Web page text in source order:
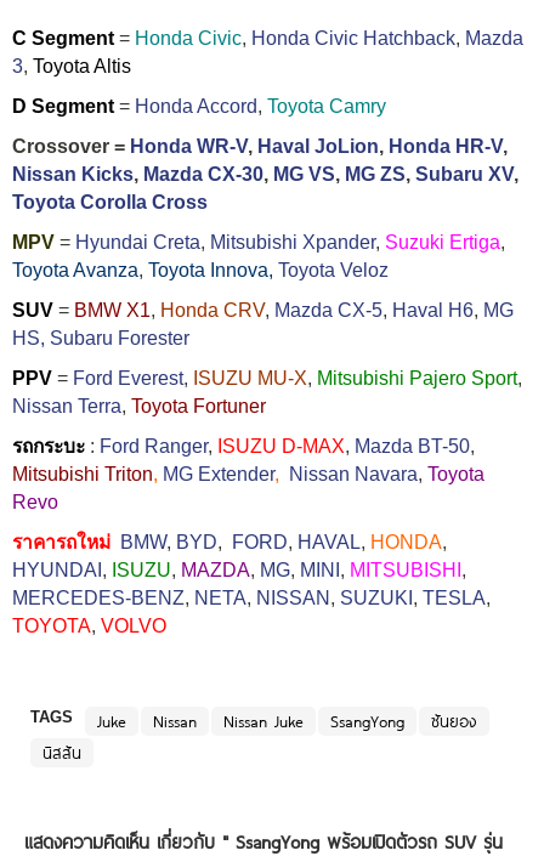
C Segment = Honda Civic, Honda Civic Hatchback, Mazda
3, Toyota Altis
D Segment = Honda Accord, Toyota Camry
Crossover = Honda WR-V, Haval JoLion, Honda HR-V,
Nissan Kicks, Mazda CX-30, MG VS, MG ZS, Subaru XV,
Toyota Corolla Cross
MPV = Hyundai Creta, Mitsubishi Xpander, Suzuki Ertiga,
Toyota Avanza, Toyota Innova, Toyota Veloz
SUV = BMW X1, Honda CRV, Mazda CX-5, Haval H6, MG
HS, Subaru Forester
PPV = Ford Everest, ISUZU MU-X, Mitsubishi Pajero Sport,
Nissan Terra, Toyota Fortuner
รถกระบะ : Ford Ranger, ISUZU D-MAX, Mazda BT-50,
Mitsubishi Triton, MG Extender, Nissan Navara, Toyota
Revo
ราคารถใหม่ BMW, BYD, FORD, HAVAL, HONDA,
HYUNDAI , ISUZU, MAZDA, MG, MINI , MITSUBISHI ,
MERCEDES-BENZ, NETA, NISSAN , SUZUKI , TESLA,
TOYOTA, VOLVO
TAGS Juke Nissan Nissan Juke SsangYong
ซันยอง
นิสสัน
แสดงความคิดเห็น เกี่ยวกับ " SsangYong พร้อมเปิดตัวรถ SUV รุ่น